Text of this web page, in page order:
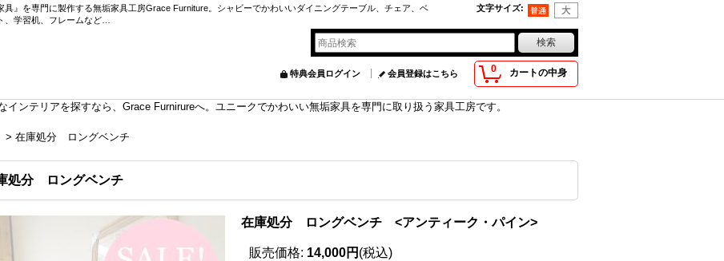
』を専門に製作する無垢家具工房Grace Furniture。シャビーでかわいいダイニングテーブル、チェア、ベ
、学習机、フレームなど…
文字サイズ:
0 カートの中身
特典会員ログイン 会員登録はこちら
ンテリアを探すなら、Grace Furnirureへ。ユニークでかわいい無垢家具を専門に取り扱う家具工房です。
> 在庫処分 ロングベンチ
処分 ロングベンチ
在庫処分 ロングベンチ <アンティーク・パイン>
販売価格: 14,000円 (税込)